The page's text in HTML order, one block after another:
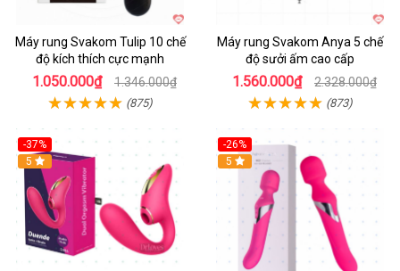
Máy rung Svakom Tulip 10 chế
độ kích thích cực mạnh
1.050.000₫ 1.346.000₫
(875)
Máy rung Svakom Anya 5 chế
độ sưởi ấm cao cấp
1.560.000₫ 2.328.000₫
(873)
-37%
Hot
5
-26%
Hot
5